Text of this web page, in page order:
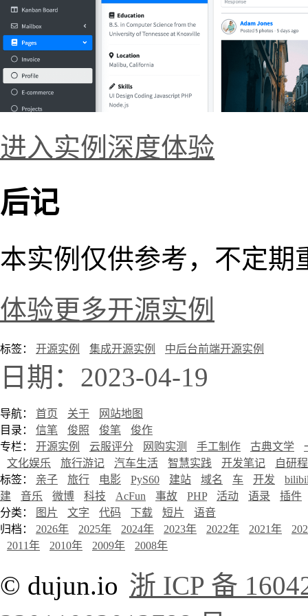
进入实例深度体验
后记
本实例仅供参考，不定期
体验更多开源实例
标签： 开源实例 集成开源实例 中后台前端开源实例
日期：2023-04-19
导航： 首页 关于
网站地图
目录： 信笔 俊照 俊笔
俊作
专栏： 开源实例 云服评分 网购实测 手工制作 古典文学
文化娱乐
旅行游记 汽车生活 智慧实践 开发笔记
自研
标签： 亲子 旅行 电影 PyS60 建站 域名 车 开发
建
音乐 微博 科技 AcFun 事故 PHP 活动 语录
插件
分类：
图片 文字 代码 下载 短片
语音
归档： 2026年 2025年 2024年 2023年 2022年 2021年
2011年
2010年 2009年 2008年
© dujun.io 浙 ICP 备